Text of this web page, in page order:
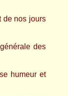
de nos jours
des
humeur et